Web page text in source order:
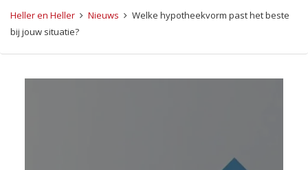
i
Heller en Heller Nieuws
Welke hypotheekvorm past het beste
bij jouw situatie?